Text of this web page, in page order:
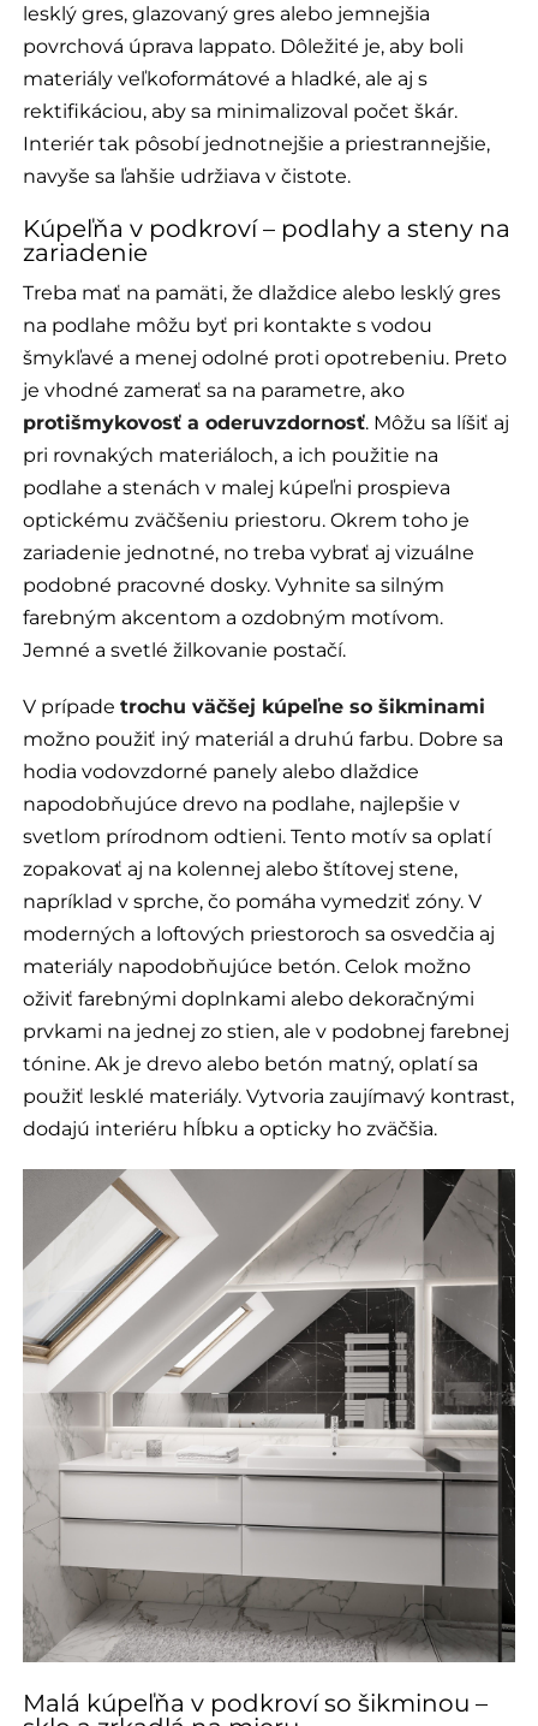
lesklý gres, glazovaný gres alebo jemnejšia
povrchová úprava lappato. Dôležité je, aby boli
materiály veľkoformátové a hladké, ale aj s
rektifikáciou, aby sa minimalizoval počet škár.
Interiér tak pôsobí jednotnejšie a priestrannejšie,
navyše sa ľahšie udržiava v čistote.
Kúpeľňa v podkroví – podlahy a steny na
zariadenie
Treba mať na pamäti, že dlaždice alebo lesklý gres
na podlahe môžu byť pri kontakte s vodou
šmykľavé a menej odolné proti opotrebeniu. Preto
je vhodné zamerať sa na parametre, ako
protišmykovosť a oderuvzdornosť. Môžu sa líšiť aj
pri rovnakých materiáloch, a ich použitie na
podlahe a stenách v malej kúpeľni prospieva
optickému zväčšeniu priestoru. Okrem toho je
zariadenie jednotné, no treba vybrať aj vizuálne
podobné pracovné dosky. Vyhnite sa silným
farebným akcentom a ozdobným motívom.
Jemné a svetlé žilkovanie postačí.
V prípadetrochu väčšej kúpeľne so šikminami
možno použiť iný materiál a druhú farbu. Dobre sa
hodia vodovzdorné panely alebo dlaždice
napodobňujúce drevo na podlahe, najlepšie v
svetlom prírodnom odtieni. Tento motív sa oplatí
zopakovať aj na kolennej alebo štítovej stene,
napríklad v sprche, čo pomáha vymedziť zóny. V
moderných a loftových priestoroch sa osvedčia aj
materiály napodobňujúce betón. Celok možno
oživiť farebnými doplnkami alebo dekoračnými
prvkami na jednej zo stien, ale v podobnej farebnej
tónine. Ak je drevo alebo betón matný, oplatí sa
použiť lesklé materiály. Vytvoria zaujímavý kontrast,
dodajú interiéru hĺbku a opticky ho zväčšia.
Malá kúpeľňa v podkroví so šikminou –